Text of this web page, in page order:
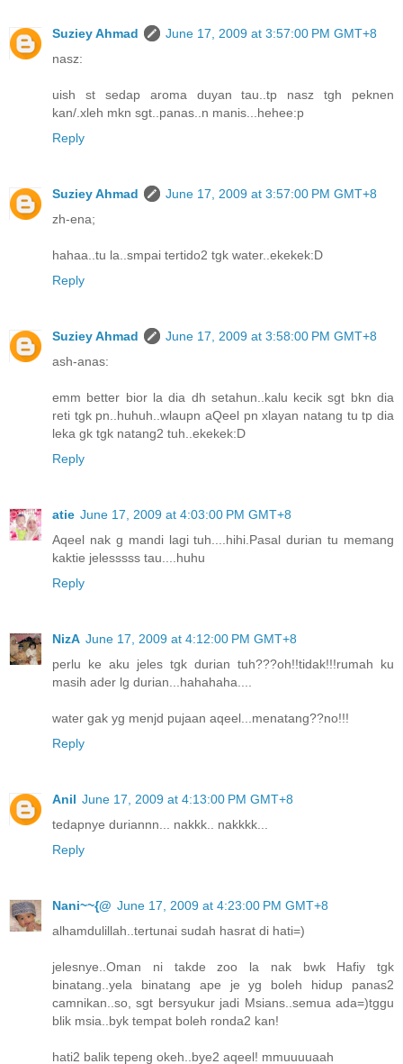
Suziey Ahmad
June 17, 2009 at 3:57:00 PM GMT+8
nasz:
uish st sedap aroma duyan tau..tp nasz tgh peknen
kan/.xleh mkn sgt..panas..n manis...hehee:p
Reply
Suziey Ahmad
June 17, 2009 at 3:57:00 PM GMT+8
zh-ena;
hahaa..tu la..smpai tertido2 tgk water..ekekek:D
Reply
Suziey Ahmad
June 17, 2009 at 3:58:00 PM GMT+8
ash-anas:
emm better bior la dia dh setahun..kalu kecik sgt bkn dia
reti tgk pn..huhuh..wlaupn aQeel pn xlayan natang tu tp dia
leka gk tgk natang2 tuh..ekekek:D
Reply
atie June 17, 2009 at 4:03:00 PM GMT+8
Aqeel nak g mandi lagi tuh....hihi.Pasal durian tu memang
kaktie jelesssss tau....huhu
Reply
NizA June 17, 2009 at 4:12:00 PM GMT+8
perlu ke aku jeles tgk durian tuh???oh!!tidak!!!rumah ku
masih ader lg durian...hahahaha....
water gak yg menjd pujaan aqeel...menatang??no!!!
Reply
Anil June 17, 2009 at 4:13:00 PM GMT+8
tedapnye duriannn... nakkk.. nakkkk...
Reply
Nani~~{@ June 17, 2009 at 4:23:00 PM GMT+8
alhamdulillah..tertunai sudah hasrat di hati=)
jelesnye..Oman ni takde zoo la nak bwk Hafiy tgk
binatang..yela binatang ape je yg boleh hidup panas2
camnikan..so, sgt bersyukur jadi Msians..semua ada=)tggu
blik msia..byk tempat boleh ronda2 kan!
hati2 balik tepeng okeh..bye2 aqeel! mmuuuuaah